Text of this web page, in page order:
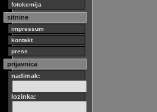
fotokemija
sitnine
impressum
kontakt
press
prijavnica
nadimak:
lozinka: